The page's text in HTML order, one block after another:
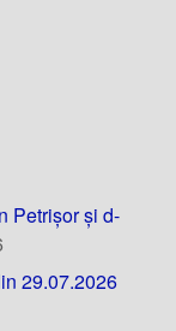
Petrișor și d-
29.07.2026